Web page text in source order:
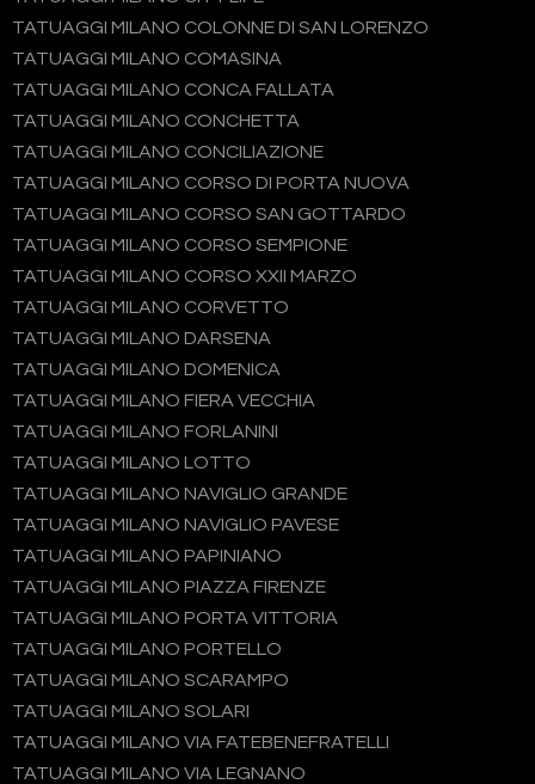
TATUAGGI MILANO COLONNE DI SAN LORENZO
TATUAGGI MILANO COMASINA
TATUAGGI MILANO CONCA FALLATA
TATUAGGI MILANO CONCHETTA
TATUAGGI MILANO CONCILIAZIONE
TATUAGGI MILANO CORSO DI PORTA NUOVA
TATUAGGI MILANO CORSO SAN GOTTARDO
TATUAGGI MILANO CORSO SEMPIONE
TATUAGGI MILANO CORSO XXII MARZO
TATUAGGI MILANO CORVETTO
TATUAGGI MILANO DARSENA
TATUAGGI MILANO DOMENICA
TATUAGGI MILANO FIERA VECCHIA
TATUAGGI MILANO FORLANINI
TATUAGGI MILANO LOTTO
TATUAGGI MILANO NAVIGLIO GRANDE
TATUAGGI MILANO NAVIGLIO PAVESE
TATUAGGI MILANO PAPINIANO
TATUAGGI MILANO PIAZZA FIRENZE
TATUAGGI MILANO PORTA VITTORIA
TATUAGGI MILANO PORTELLO
TATUAGGI MILANO SCARAMPO
TATUAGGI MILANO SOLARI
TATUAGGI MILANO VIA FATEBENEFRATELLI
TATUAGGI MILANO VIA LEGNANO